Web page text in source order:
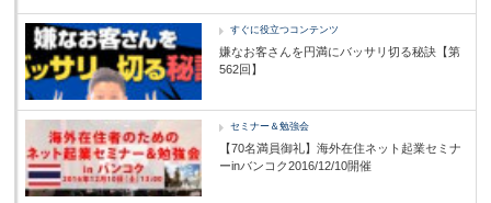
すぐに役立つコンテンツ
嫌なお客さんを円満にバッサリ切る秘訣【第
562回】
セミナー＆勉強会
【70名満員御礼】海外在住ネット起業セミナ
ーinバンコク2016/12/10開催